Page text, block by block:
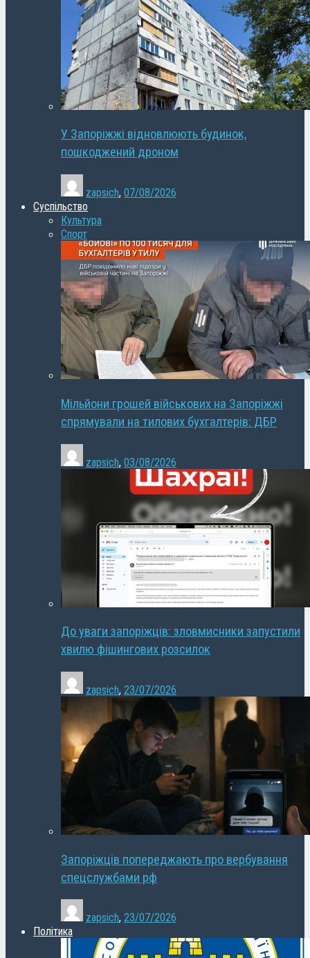
У Запоріжжі відновлюють будинок,
пошкоджений дроном
zapsich, 07/08/2026
Суспільство
Культура
Спорт
Мільйони грошей військових на Запоріжжі
спрямували на тилових бухгалтерів: ДБР
zapsich, 03/08/2026
До уваги запоріжців: зловмисники запустили
хвилю фішингових розсилок
zapsich, 23/07/2026
Запоріжців попереджають про вербування
спецслужбами рф
zapsich, 23/07/2026
Політика